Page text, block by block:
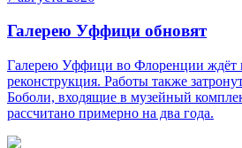
Галерею Уффици обновят
Галерею Уффици во Флоренции ждёт
реконструкция. Работы также
Боболи, входящие в музейный
рассчитано примерно на два года.